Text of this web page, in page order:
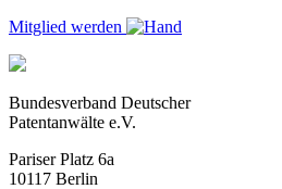
Mitglied werden
Bundesverband Deutscher
Patentanwälte e.V.
Pariser Platz 6a
10117 Berlin